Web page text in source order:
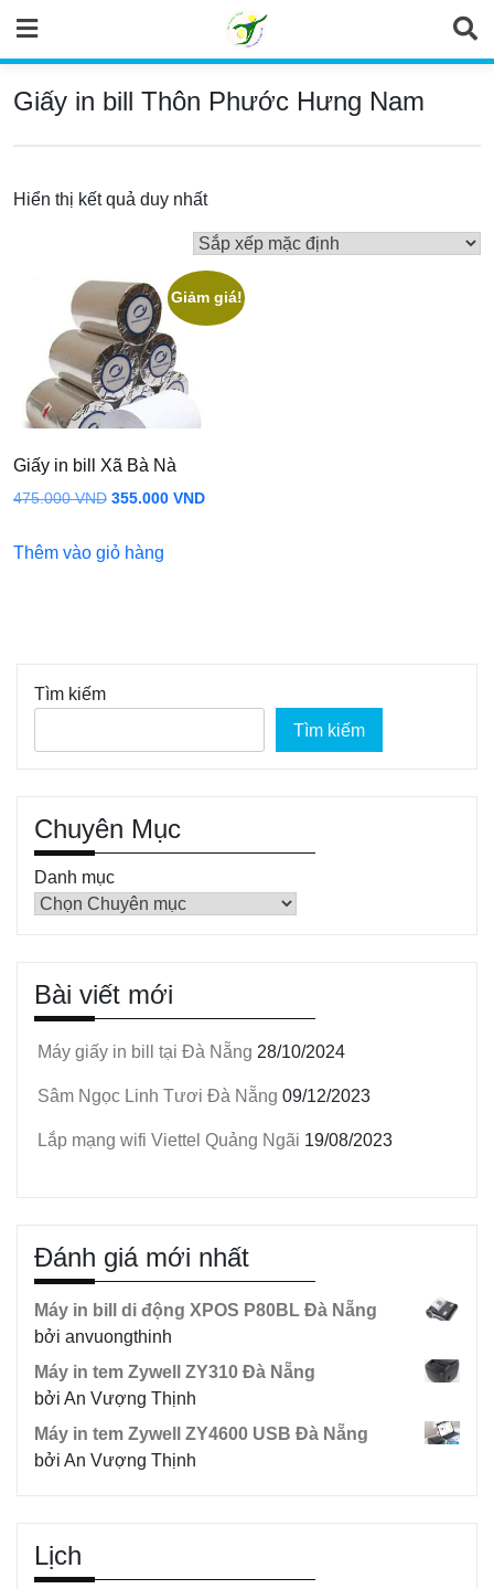
content
Giấy in bill Thôn Phước Hưng Nam
Hiển thị kết quả duy nhất
Giảm giá!
Giấy in bill Xã Bà Nà
475.000VND Giá
là:
355.000 VNDGiá
Thêm vào giỏ hàng
Tìm kiếm
Tìm kiếm
Chuyên Mục
Danh mục
Bài viết mới
Máy giấy in bill tại Đà Nẵng 28/10/2024
Sâm Ngọc Linh Tươi Đà Nẵng 09/12/2023
Lắp mạng wifi Viettel Quảng Ngãi 19/08/2023
Đánh giá mới nhất
Máy in bill di động XPOS P80BL Đà Nẵng
bởi anvuongthinh
Máy in tem Zywell ZY310 Đà Nẵng
bởi An Vượng Thịnh
Máy in tem Zywell ZY4600 USB Đà Nẵng
bởi An Vượng Thịnh
Lịch